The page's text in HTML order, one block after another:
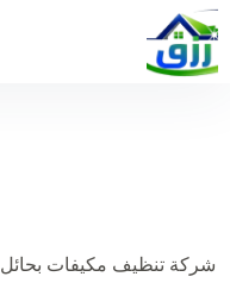
التجاوز
إلى
المحتوى
شركة تنظيف مكيفات بحائل 0565843884 خصم 30٪ من رزق كلين